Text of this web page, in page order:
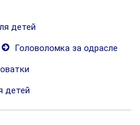
детей
Головоломка за одрасле
детей